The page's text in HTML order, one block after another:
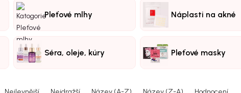
Pleťové mlhy Náplasti na akné
Séra, oleje, kúry Pleťové masky